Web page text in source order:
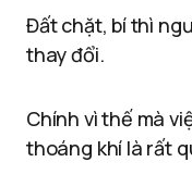
Đất chặt, bí thì
thay đổi.
Chính vì thế mà
thoáng khí là rất